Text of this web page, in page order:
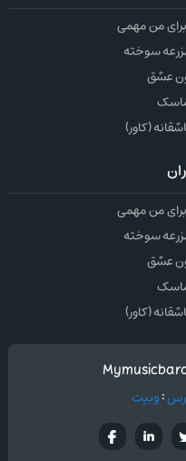
من مهمی
سوخته
عشق
(کاور)
من مهمی
سوخته
عشق
(کاور)
:وبیت
تويترتلگرام
اینستاگرام